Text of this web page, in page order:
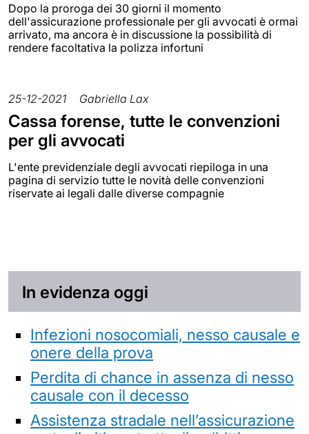
Dopo la proroga dei 30 giorni il momento
dell'assicurazione professionale per gli avvocati è ormai
arrivato, ma ancora è in discussione la possibilità di
rendere facoltativa la polizza infortuni
25-12-2021 Gabriella Lax
Cassa forense, tutte le convenzioni
per gli avvocati
L'ente previdenziale degli avvocati riepiloga in una
pagina di servizio tutte le novità delle convenzioni
riservate ai legali dalle diverse compagnie
In evidenza oggi
Infezioni nosocomiali, nesso causale e
onere della prova
Perdita di chance in assenza di nesso
causale con il decesso
Assistenza stradale nell’assicurazione